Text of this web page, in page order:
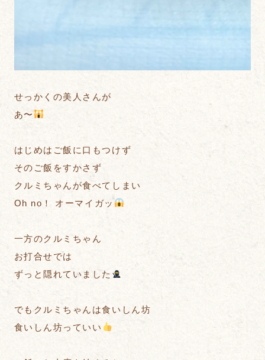
せっかくの美人さんが
あ〜
はじめはご飯に口もつけず
そのご飯をすかさず
クルミちゃんが食べてしまい
Oh no！ オーマイガッ
一方のクルミちゃん
お打合せでは
ずっと隠れていました
でもクルミちゃんは食いしん坊
食いしん坊っていい